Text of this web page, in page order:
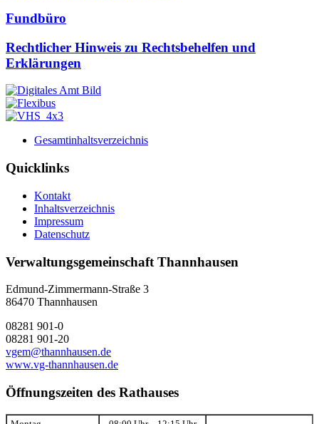
Fundbüro
Rechtlicher Hinweis zu Rechtsbehelfen und
Erklärungen
Gesamtinhaltsverzeichnis
Quicklinks
Kontakt
Inhaltsverzeichnis
Impressum
Datenschutz
Verwaltungsgemeinschaft Thannhausen
Edmund-Zimmermann-Straße 3
86470 Thannhausen
08281 901-0
08281 901-20
vgem@thannhausen.de
www.vg-thannhausen.de
Öffnungszeiten des Rathauses